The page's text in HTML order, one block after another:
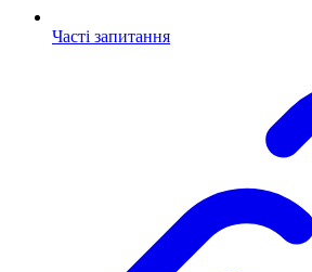
Часті запитання